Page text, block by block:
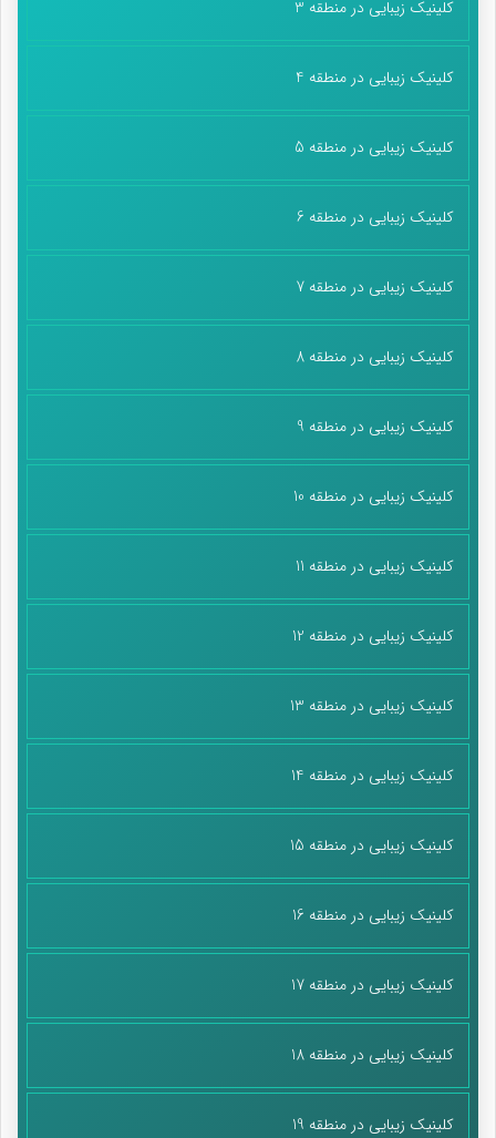
کلینیک زیبایی در منطقه 3
کلینیک زیبایی در منطقه 4
کلینیک زیبایی در منطقه 5
کلینیک زیبایی در منطقه 6
کلینیک زیبایی در منطقه 7
کلینیک زیبایی در منطقه 8
کلینیک زیبایی در منطقه 9
کلینیک زیبایی در منطقه 10
کلینیک زیبایی در منطقه 11
کلینیک زیبایی در منطقه 12
کلینیک زیبایی در منطقه 13
کلینیک زیبایی در منطقه 14
کلینیک زیبایی در منطقه 15
کلینیک زیبایی در منطقه 16
کلینیک زیبایی در منطقه 17
کلینیک زیبایی در منطقه 18
کلینیک زیبایی در منطقه 19